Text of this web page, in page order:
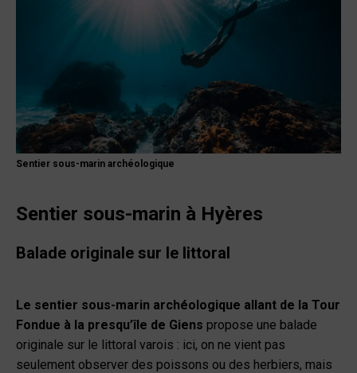
Sentier sous-marin archéologique
Sentier sous-marin à Hyères
Balade originale sur le littoral
Le sentier sous-marin archéologique allant de la Tour
Fondue à la presqu’île de Giens propose une balade
originale sur le littoral varois : ici, on ne vient pas
seulement observer des poissons ou des herbiers, mais